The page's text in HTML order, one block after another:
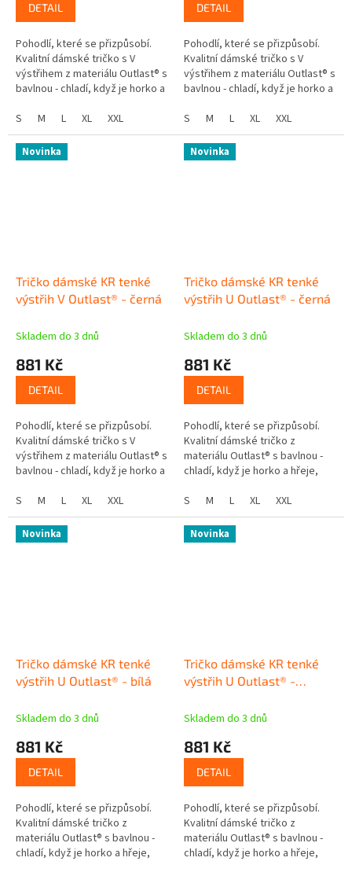
DETAIL
Pohodlí, které se přizpůsobí.
Kvalitní dámské tričko s V
výstřihem z materiálu Outlast® s
bavlnou - chladí, když je horko a
tričko Méně pocení,...
S M L XL XXL
DETAIL
Pohodlí, které se přizpůsobí.
Kvalitní dámské tričko s V
výstřihem z materiálu Outlast® s
bavlnou - chladí, když je horko a
tričko Méně pocení,...
S M L XL XXL
Novinka
Tričko dámské KR tenké
výstřih V Outlast® - černá
Skladem do 3 dnů
881 Kč
DETAIL
Pohodlí, které se přizpůsobí.
Kvalitní dámské tričko s V
výstřihem z materiálu Outlast® s
bavlnou - chladí, když je horko a
tričko Méně pocení,...
S M L XL XXL
Novinka
Tričko dámské KR tenké
výstřih U Outlast® - černá
Skladem do 3 dnů
881 Kč
DETAIL
Pohodlí, které se přizpůsobí.
Kvalitní dámské tričko z
materiálu Outlast® s bavlnou -
chladí, když je horko a hřeje,
Méně pocení, více pohodlí...
S M L XL XXL
Novinka
Tričko dámské KR tenké
výstřih U Outlast® - bílá
Skladem do 3 dnů
881 Kč
DETAIL
Pohodlí, které se přizpůsobí.
Kvalitní dámské tričko z
materiálu Outlast® s bavlnou -
chladí, když je horko a hřeje,
Novinka
Tričko dámské KR tenké
výstřih U Outlast® -
Skladem do 3 dnů
881 Kč
DETAIL
Pohodlí, které se přizpůsobí.
Kvalitní dámské tričko z
materiálu Outlast® s bavlnou -
chladí, když je horko a hřeje,